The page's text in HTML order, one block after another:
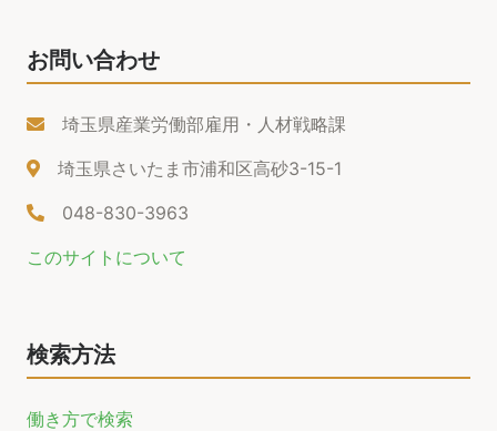
お問い合わせ
埼玉県産業労働部雇用・人材戦略課
埼玉県さいたま市浦和区高砂3-15-1
048-830-3963
このサイトについて
検索方法
働き方で検索